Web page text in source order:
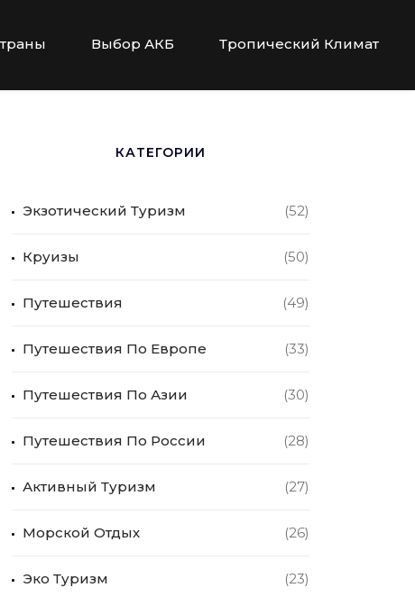
Выбор АКБ Тропический Климат
КАТЕГОРИИ
Экзотический Туризм (52)
Круизы (50)
Путешествия (49)
Путешествия По Европе (33)
Путешествия По Азии (30)
Путешествия По России (28)
Активный Туризм (27)
Морской Отдых (26)
Эко Туризм (23)